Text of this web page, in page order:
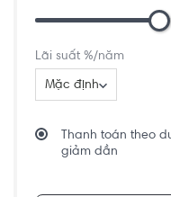
Lãi suất %/năm
Mặc định
Thanh toán theo
giảm dần